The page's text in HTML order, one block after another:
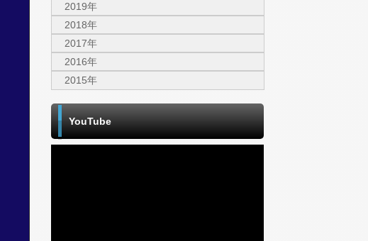
2019年
2018年
2017年
2016年
2015年
YouTube